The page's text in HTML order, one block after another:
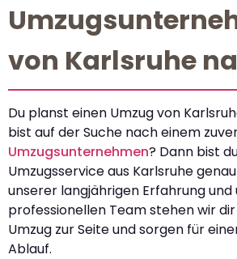
von Karlsruhe
Du planst einen Umzug von
bist auf der Suche nach einem
Umzugsunternehmen? Dann bist
Umzugsservice aus Karlsruhe
unserer langjährigen Erfahrung und
professionellen Team stehen wir
Umzug zur Seite und sorgen für
Ablauf.